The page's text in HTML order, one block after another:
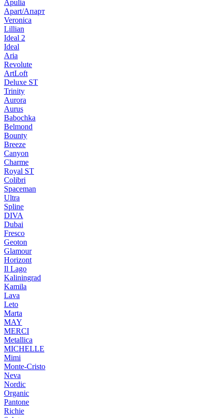
Apulia
Apart/Апарт
Veronica
Lillian
Ideal 2
Ideal
Aria
Revolute
ArtLoft
Deluxe ST
Trinity
Aurora
Aurus
Babochka
Belmond
Bounty
Breeze
Canуon
Charme
Royal ST
Colibri
Spaceman
Ultra
Spline
DIVA
Dubai
Fresco
Geoton
Glamour
Horizont
Il Lago
Kaliningrad
Kamila
Lava
Leto
Marta
MAY
MERCI
Metallica
MICHELLE
Mimi
Monte-Cristo
Neva
Nordic
Organic
Pantone
Richie